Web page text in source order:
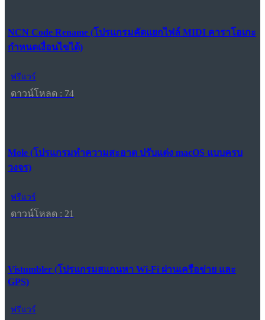
NCN Code Rename (โปรแกรมคัดแยกไฟล์ MIDI คาราโอเกะ
กำหนดเงื่อนไขได้)
ฟรีแวร์
ดาวน์โหลด : 74
Mole (โปรแกรมทำความสะอาด ปรับแต่ง macOS แบบครบ
วงจร)
ฟรีแวร์
ดาวน์โหลด : 21
Vistumbler (โปรแกรมสแกนหา Wi-Fi ผ่านเครือข่าย และ
GPS)
ฟรีแวร์